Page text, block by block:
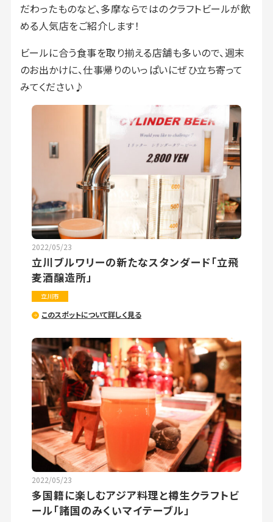
だわったものなど、多摩ならではのクラフトビールが飲
める人気店をご紹介します！
ビールに合う食事を取り揃える店舗も多いので、週末
のお出かけに、仕事帰りのいっぱいにぜひ立ち寄って
みてください♪
2022/05/23
立川ブルワリーの新たなスタンダード「立飛
麦酒醸造所」
立川市
このスポットについて詳しく見る
2022/05/23
多国籍に楽しむアジア料理と樽生クラフトビ
ール「諸国のみくいマイテーブル」